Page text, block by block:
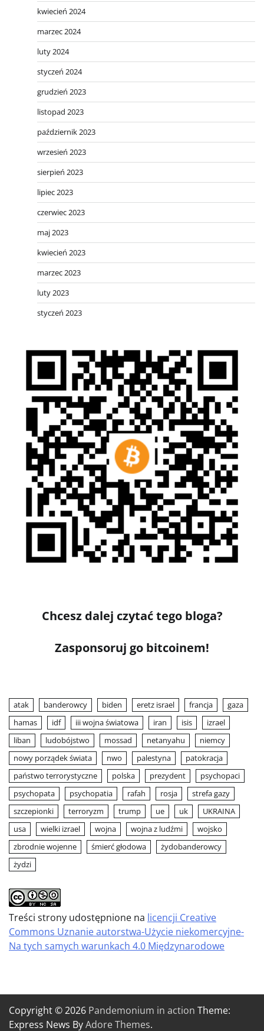
kwiecień 2024
marzec 2024
luty 2024
styczeń 2024
grudzień 2023
listopad 2023
październik 2023
wrzesień 2023
sierpień 2023
lipiec 2023
czerwiec 2023
maj 2023
kwiecień 2023
marzec 2023
luty 2023
styczeń 2023
Chcesz dalej czytać tego bloga?
Zasponsoruj go bitcoinem!
atak banderowcy biden eretz israel francja
gaza
hamas
idf iii wojna światowa iran isis
izrael
liban
ludobójstwo mossad netanyahu
niemcy
nowy porządek świata
nwo palestyna
patokracja
państwo terrorystyczne
polska prezydent
psychopaci
psychopata
psychopatia rafah rosja
strefa gazy
szczepionki
terroryzm trump ue uk
UKRAINA
usa
wielki izrael wojna wojna z ludźmi
wojsko
zbrodnie wojenne
śmierć głodowa
żydobanderowcy
żydzi
Treści strony udostępnione na licencji Creative
Commons Uznanie autorstwa-Użycie niekomercyjne-
Na tych samych warunkach 4.0 Międzynarodowe
Copyright © 2026 Pandemonium in action Theme:
Express News ByAdore Themes.